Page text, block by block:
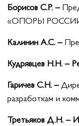
Борисов С.Р. –
«ОПОРЫ
Калинин А.С. –
Кудрявцев Н.Н. –
Гаричев С.Н.–
разработкам и
Третьяков Д.Н. –